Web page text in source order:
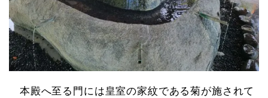
本殿へ至る門には皇室の家紋である菊が施されて